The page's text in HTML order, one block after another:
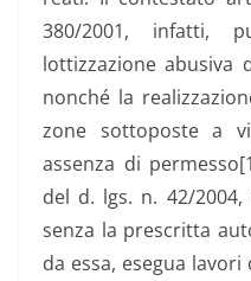
380/2001, infatti,
lottizzazione abusiva
nonché la
zone sottoposte a
assenza di
del d. lgs. n. 42/
senza la prescritta
da essa, esegua